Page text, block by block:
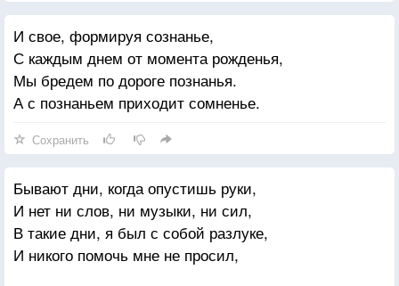
И свое, формируя сознанье,
С каждым днем от момента рожденья,
Мы бредем по дороге познанья.
А с познаньем приходит сомненье.
Сохранить
Бывают дни, когда опустишь руки,
И нет ни слов, ни музыки, ни сил,
В такие дни, я был с собой разлуке,
И никого помочь мне не просил,